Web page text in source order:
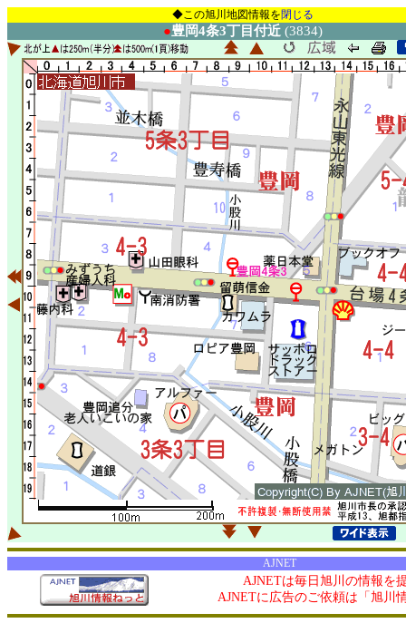
◆この旭川地図情報を閉じる
●豊岡4条3丁目付近 (3834)
AJNET
AJNETは毎日旭川の情報を
AJNETに広告のご依頼は「旭川